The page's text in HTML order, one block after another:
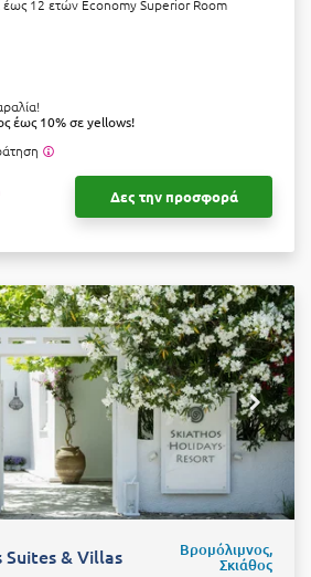
έως 12 ετών Economy Superior Room
έως 10% σε yellows!
Δες την προσφορά
& Villas Βρομόλιμνος,
Σκιάθος